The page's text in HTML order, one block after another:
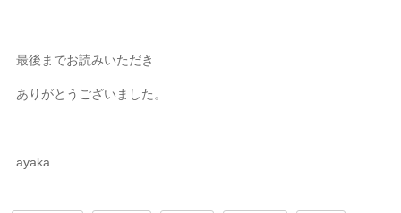
最後までお読みいただき
ありがとうございました。
ayaka